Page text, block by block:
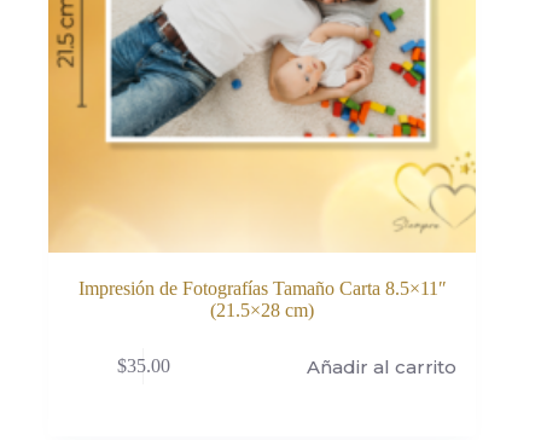
Impresión de Fotografías Tamaño Carta 8.5×11″
(21.5×28 cm)
$35.00 Añadir al carrito